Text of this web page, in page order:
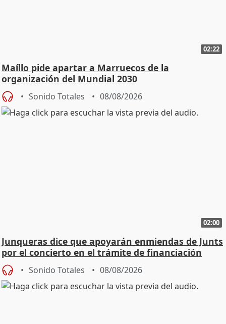
02:22
Maíllo pide apartar a Marruecos de la
organización del Mundial 2030
Sonido Totales 08/08/2026
02:00
Junqueras dice que apoyarán enmiendas de Junts
por el concierto en el trámite de financiación
Sonido Totales 08/08/2026